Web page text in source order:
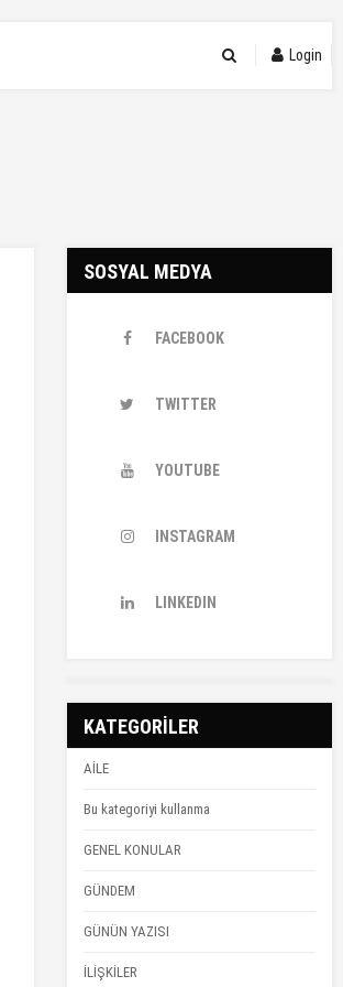
Login
SOSYAL MEDYA
FACEBOOK
TWITTER
YOUTUBE
INSTAGRAM
LINKEDIN
KATEGORİLER
AİLE
Bu kategoriyi kullanma
GENEL KONULAR
GÜNDEM
GÜNÜN YAZISI
İLİŞKİLER